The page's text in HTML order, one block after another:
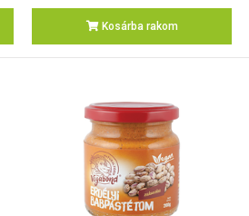
Kosárba rakom